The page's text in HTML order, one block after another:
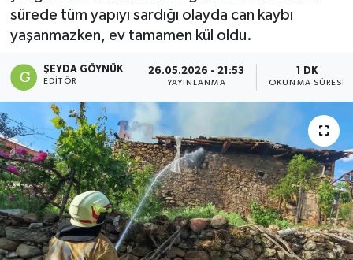
sürede tüm yapıyı sardığı olayda can kaybı
yaşanmazken, ev tamamen kül oldu.
ŞEYDA GÖYNÜK
EDITÖR
26.05.2026 - 21:53
YAYINLANMA
1 DK
OKUNMA SÜRESI
SPOR
YAŞAM
GİZLİLİK SÖZLEŞMESİ
İLETİŞİM